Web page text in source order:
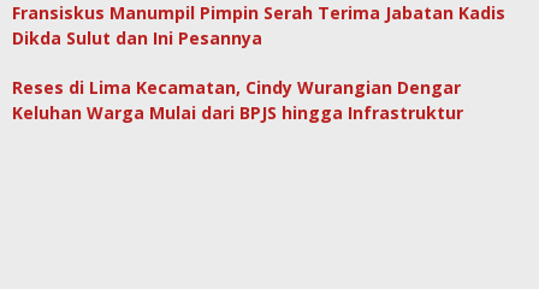
Fransiskus Manumpil Pimpin Serah Terima Jabatan Kadis
Dikda Sulut dan Ini Pesannya
Reses di Lima Kecamatan, Cindy Wurangian Dengar
Keluhan Warga Mulai dari BPJS hingga Infrastruktur